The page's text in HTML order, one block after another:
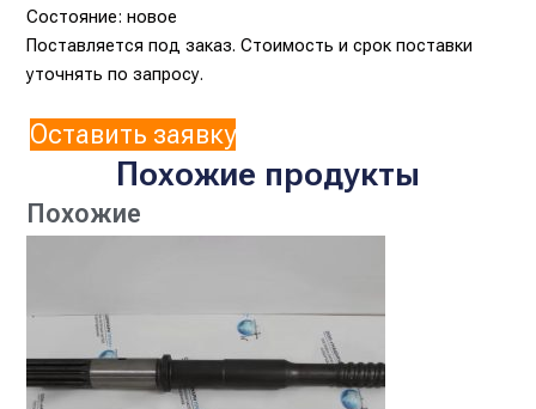
Состояние: новое
Поставляется под заказ. Стоимость и срок поставки
уточнять по запросу.
Оставить заявку
Похожие продукты
Похожие